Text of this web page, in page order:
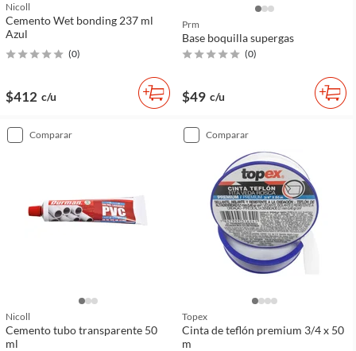
Nicoll
Cemento Wet bonding 237 ml
Azul
(0)
$412 c/u
Prm
Base boquilla supergas
(0)
$49 c/u
comparar
Nicoll
Cemento tubo transparente 50
ml
comparar
Topex
Cinta de teflón premium 3/4 x 50
m